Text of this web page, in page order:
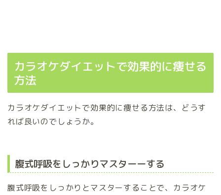
カラオケダイエットで効果的に痩せる
方法
カラオケダイエットで効果的に痩せる方法は、どうす
れば良いのでしょうか。
腹式呼吸をしっかりマスターーする
腹式呼吸をしっかりとマスターすることで、カラオケ